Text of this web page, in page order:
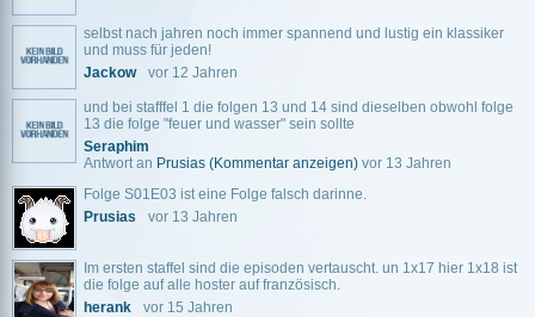
selbst nach jahren noch immer spannend und lustig ein klassiker
und muss für jeden!
Jackow
vor 12 Jahren
und bei stafffel 1 die folgen 13 und 14 sind dieselben obwohl folge
13 die folge "feuer und wasser" sein sollte
Seraphim
Antwort an Prusias (Kommentar anzeigen) vor 13 Jahren
Folge S01E03 ist eine Folge falsch darinne.
Prusias
vor 13 Jahren
Im ersten staffel sind die episoden vertauscht. un 1x17 hier 1x18 ist
die folge auf alle hoster auf französisch.
herank
vor 15 Jahren